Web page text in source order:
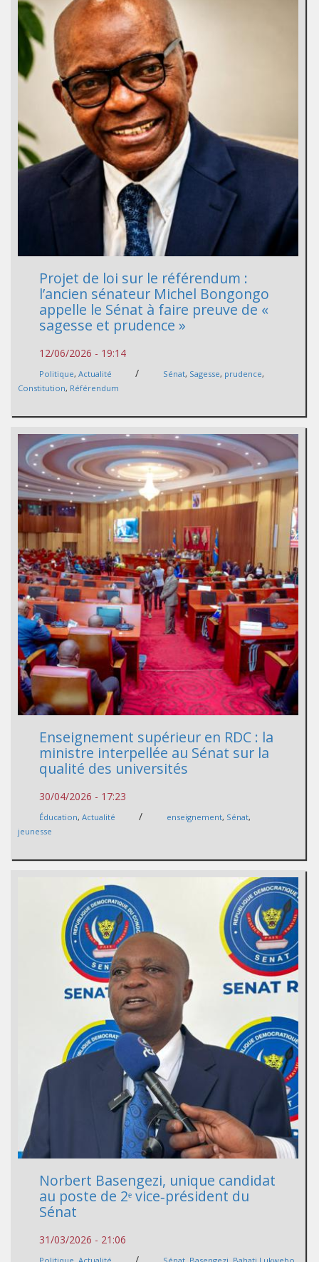
Projet de loi sur le référendum :
l’ancien sénateur Michel Bongongo
appelle le Sénat à faire preuve de «
sagesse et prudence »
12/06/2026 - 19:14
Politique, Actualité / Sénat, Sagesse, prudence,
Constitution, Référendum
Enseignement supérieur en RDC : la
ministre interpellée au Sénat sur la
qualité des universités
30/04/2026 - 17:23
Éducation, Actualité / enseignement, Sénat,
jeunesse
Norbert Basengezi, unique candidat
au poste de 2ᵉ vice‑président du
Sénat
31/03/2026 - 21:06
Politique Actualité / Sénat Basengezi Bahati Lukwebo